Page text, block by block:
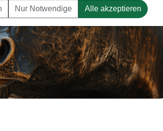
Nur Notwendige Alle akzeptieren